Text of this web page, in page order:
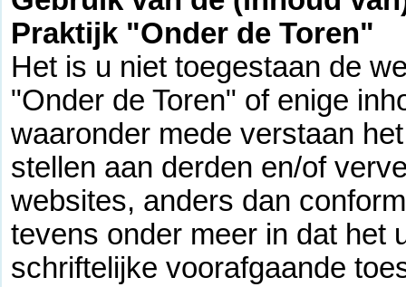
Praktijk "Onder de Toren"
Het is u niet toegestaan de
"Onder de Toren" of enige
waaronder mede verstaan
stellen aan derden en/of
websites, anders dan
tevens onder meer in dat het
schriftelijke voorafgaande